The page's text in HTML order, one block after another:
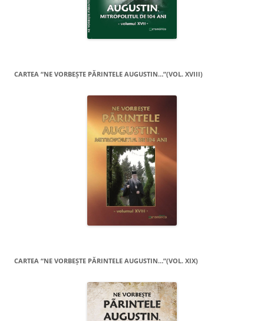
CARTEA “NE VORBEŞTE PĂRINTELE AUGUSTIN…”(VOL. XVIII)
CARTEA “NE VORBEŞTE PĂRINTELE AUGUSTIN…”(VOL. XIX)